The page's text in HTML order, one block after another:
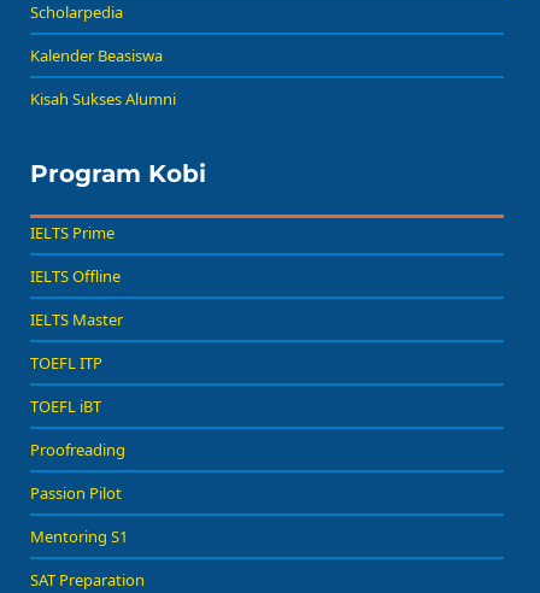
Scholarpedia
Kalender Beasiswa
Kisah Sukses Alumni
Program Kobi
IELTS Prime
IELTS Offline
IELTS Master
TOEFL ITP
TOEFL iBT
Proofreading
Passion Pilot
Mentoring S1
SAT Preparation